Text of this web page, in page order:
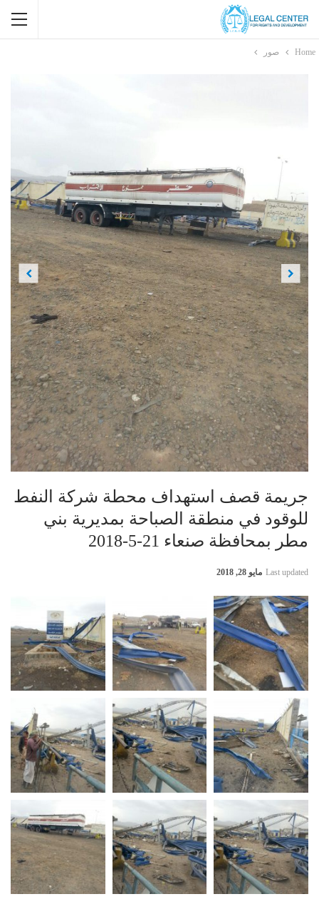
Home صور
Previous Next
جريمة قصف استهداف محطة شركة النفط
للوقود في منطقة الصباحة بمديرية بني
مطر بمحافظة صنعاء 21-5-2018
Last updated مايو 28, 2018